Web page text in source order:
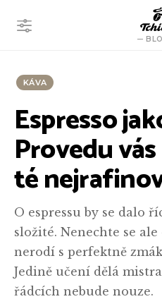
KÁVA
Espresso
Provedu
té
O espressu by se dalo
složité. Nenechte se
nerodí s perfektně
Jedině učení dělá
řádcích nebude nouze.